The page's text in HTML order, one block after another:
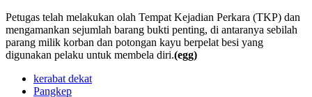
Petugas telah melakukan olah Tempat Kejadian Perkara (TKP) dan
mengamankan sejumlah barang bukti penting, di antaranya sebilah
parang milik korban dan potongan kayu berpelat besi yang
digunakan pelaku untuk membela diri.(egg)
kerabat dekat
Pangkep